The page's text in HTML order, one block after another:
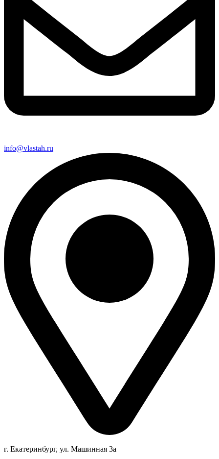
info@vlastah.ru
г. Екатеринбург, ул. Машинная 3а